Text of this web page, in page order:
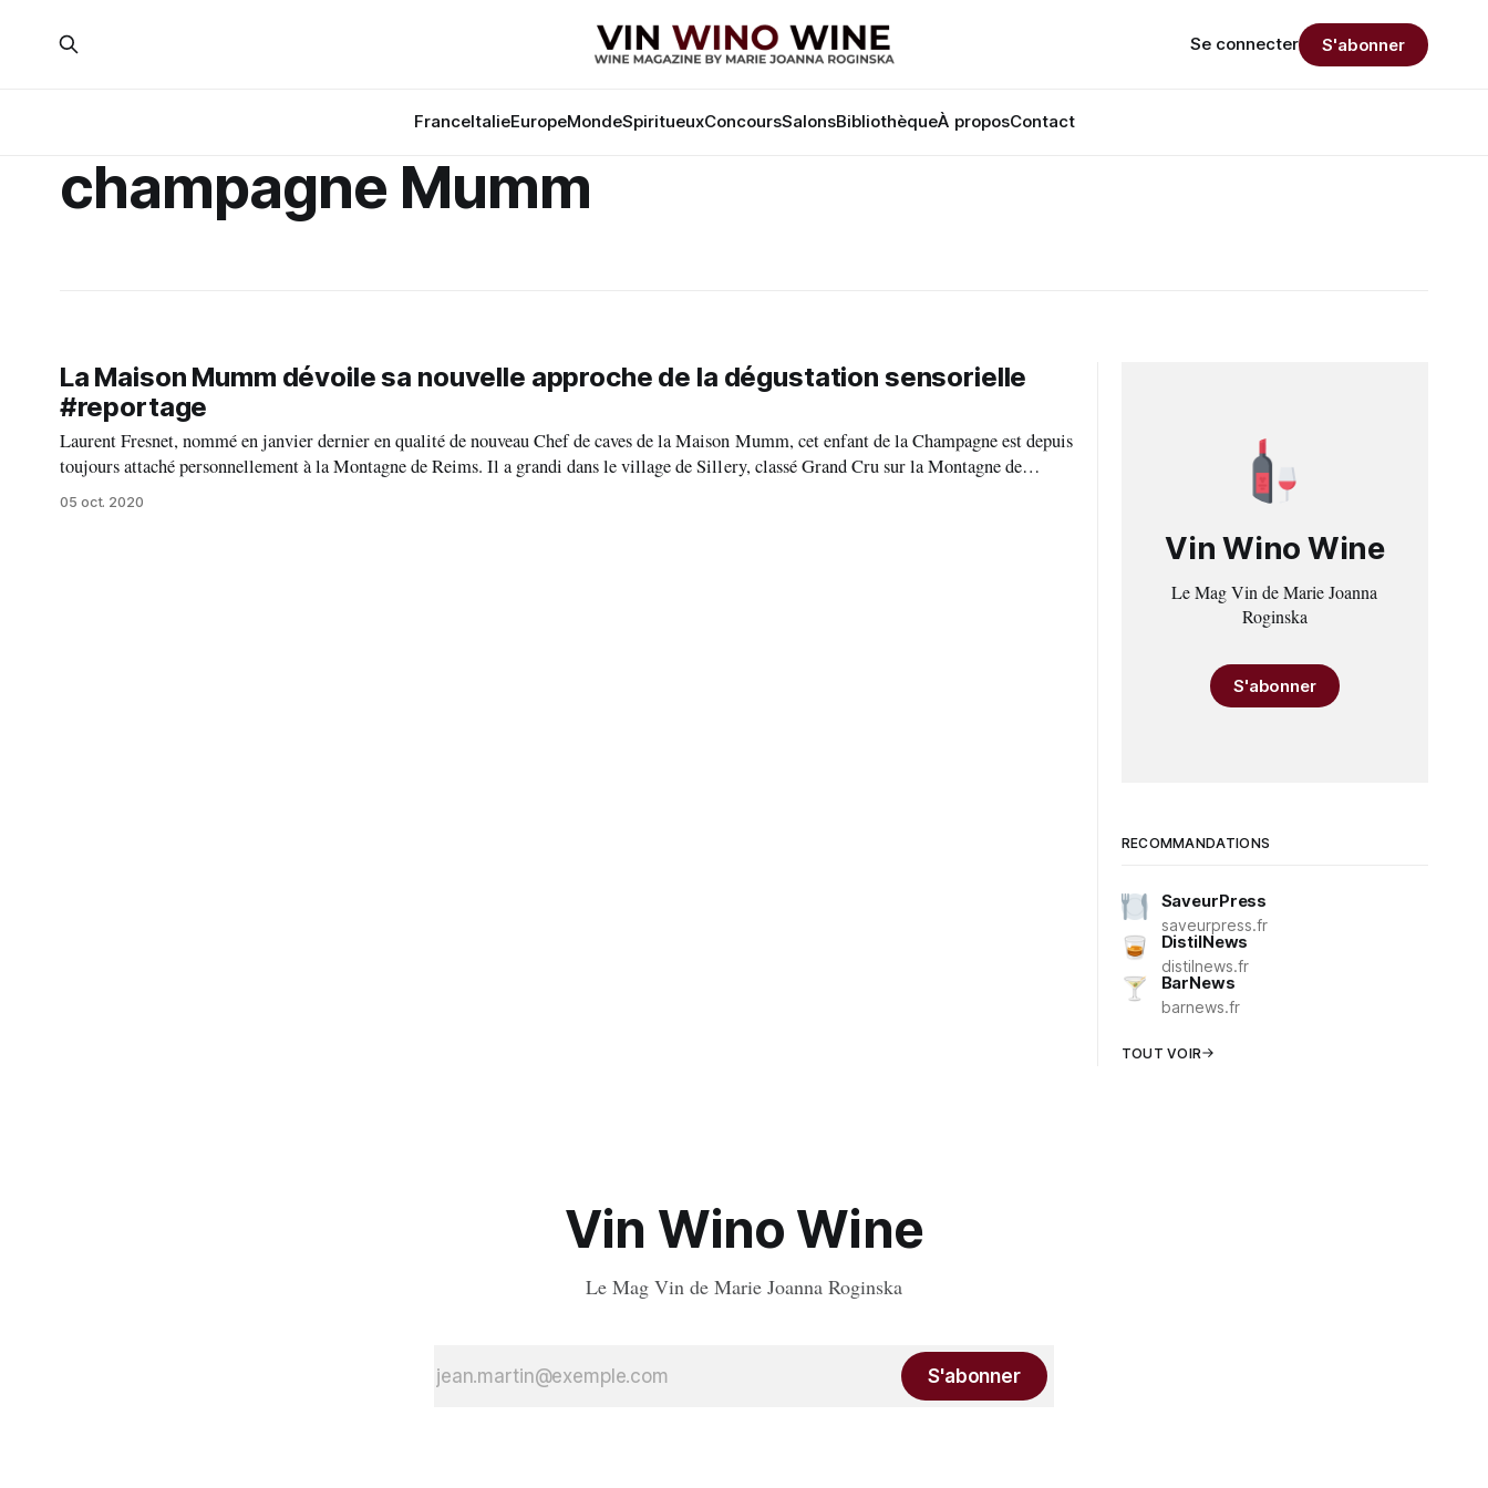
FranceItalieEuropeMondeSpiritueuxConcoursSalonsBibliothèqueÀ proposContact
Se connecter S'abonner
champagne Mumm
La Maison Mumm dévoile sa nouvelle approche de la dégustation sensorielle
#reportage
Laurent Fresnet, nommé en janvier dernier en qualité de nouveau Chef de caves de la Maison Mumm, cet enfant de la Champagne est depuis
toujours attaché personnellement à la Montagne de Reims. Il a grandi dans le village de Sillery, classé Grand Cru sur la Montagne de
Reims, dans une
05 oct. 2020
Vin Wino Wine
Le Mag Vin de Marie Joanna
Roginska
S'abonner
RECOMMANDATIONS
SaveurPress
saveurpress.fr
DistilNews
distilnews.fr
BarNews
barnews.fr
TOUT VOIR
Vin Wino Wine
Le Mag Vin de Marie Joanna Roginska
S'abonner